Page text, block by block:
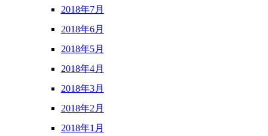
2018年7月
2018年6月
2018年5月
2018年4月
2018年3月
2018年2月
2018年1月